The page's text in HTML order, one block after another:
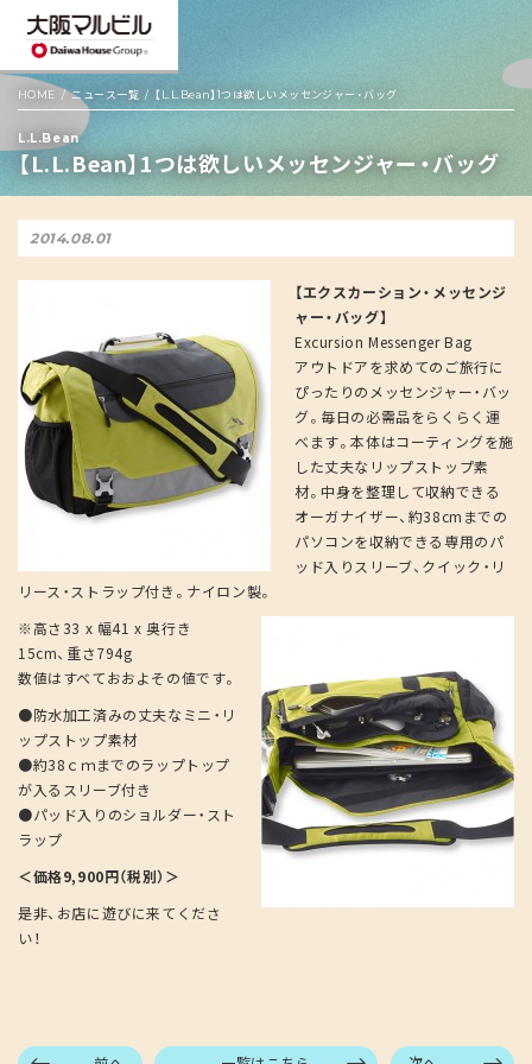
HOME ニュース一覧 【L.L.Bean】1つは欲しいメッセンジャー・バッグ
L.L.Bean
【L.L.Bean】1つは欲しいメッセンジャー・バッグ
2014.08.01
【エクスカーション・メッセンジ
ャー・バッグ】
Excursion Messenger Bag
アウトドアを求めてのご旅行に
ぴったりのメッセンジャー・バッ
グ。毎日の必需品をらくらく運
べます。本体はコーティングを施
した丈夫なリップストップ素
材。中身を整理して収納できる
オーガナイザー、約38cmまでの
パソコンを収納できる専用のパ
ッド入りスリーブ、クイック・リ
リース・ストラップ付き。ナイロン製。
※高さ33 x 幅41 x 奥行き
15cm、重さ794g
数値はすべておおよその値です。
●防水加工済みの丈夫なミニ・リ
ップストップ素材
●約38ｃｍまでのラップトップ
が入るスリーブ付き
●パッド入りのショルダー・スト
ラップ
＜価格9,900円（税別）＞
是非、お店に遊びに来てくださ
い！